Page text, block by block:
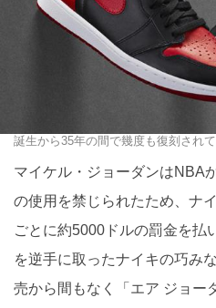
誕生から35年の間で幾度も復刻され
マイケル・ジョーダンはNBA
の使用を禁じられたため、ナ
ごとに約5000ドルの罰金を払
を逆手に取ったナイキの巧み
売から間もなく「エア ジョー